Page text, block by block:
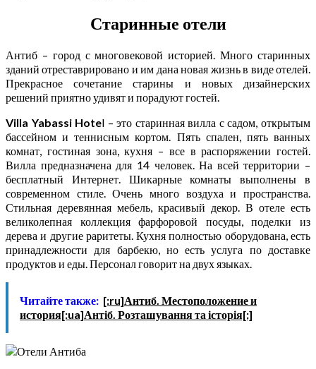
Старинные отели
Антиб – город с многовековой историей. Много старинных
зданий отреставрировано и им дана новая жизнь в виде отелей.
Прекрасное сочетание старины и новых дизайнерских
решений приятно удивят и порадуют гостей.
Villa Yabassi Hotel – это старинная вилла с садом, открытым
бассейном и теннисным кортом. Пять спален, пять ванных
комнат, гостиная зона, кухня – все в распоряжении гостей.
Вилла предназначена для 14 человек. На всей территории –
бесплатный Интернет. Шикарные комнаты выполнены в
современном стиле. Очень много воздуха и пространства.
Стильная деревянная мебель, красивый декор. В отеле есть
великолепная коллекция фарфоровой посуды, поделки из
дерева и другие раритеты. Кухня полностью оборудована, есть
принадлежности для барбекю, но есть услуга по доставке
продуктов и еды. Персонал говорит на двух языках.
Читайте также: [:ru]Антиб. Местоположение и
история[:ua]Антіб. Розташування та історія[:]